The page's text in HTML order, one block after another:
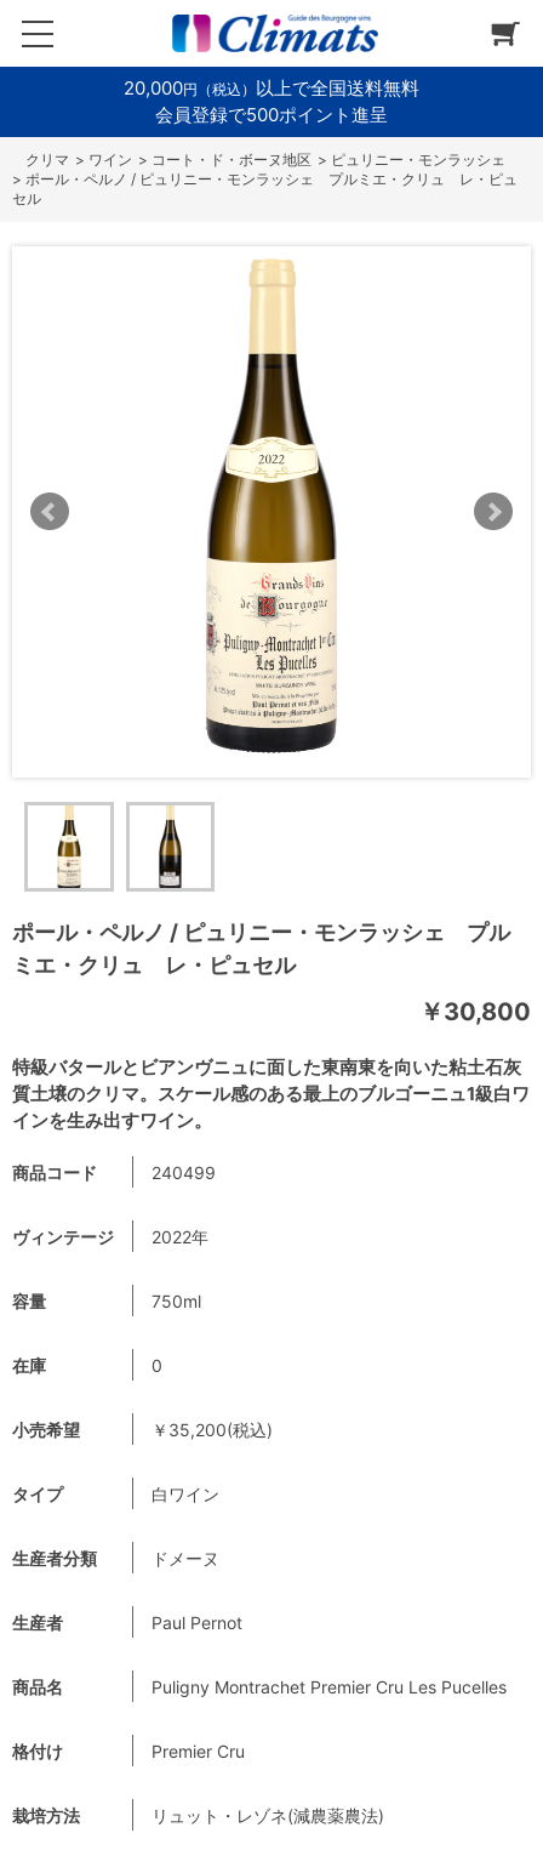
20,000円（税込） 以上で全国送料無料
会員登録で500ポイント進呈
> ワイン > コート・ド・ボーヌ地区 > ピュリニー・モンラッシェ
> ポール・ペルノ / ピュリニー・モンラッシェ プルミエ・クリュ レ・ピュ
セル
ポール・ペルノ / ピュリニー・モンラッシェ プル
ミエ・クリュ レ・ピュセル
特級バタールとビアンヴニュに面した東南東を向いた粘土石灰
質土壌のクリマ。スケール感のある最上のブルゴーニュ1級白ワ
インを生み出すワイン。
￥30,800
商品コード 240499
ヴィンテージ 2022年
容量 750ml
在庫 0
小売希望 ￥35,200(税込)
タイプ 白ワイン
生産者分類 ドメーヌ
生産者 Paul Pernot
商品名 Puligny Montrachet Premier Cru Les Pucelles
格付け Premier Cru
栽培方法 リュット・レゾネ(減農薬農法)